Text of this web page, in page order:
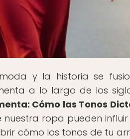
y la historia se
a lo largo de los
Cómo las Tonos
ropa pueden
cómo los tonos de tu